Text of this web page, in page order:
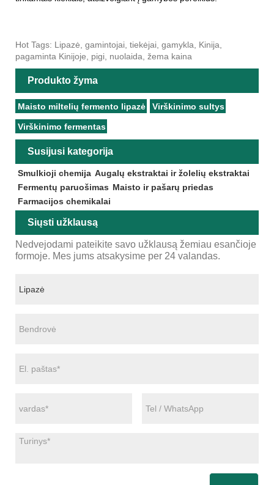
Hot Tags: Lipazė, gamintojai, tiekėjai, gamykla, Kinija,
pagaminta Kinijoje, pigi, nuolaida, žema kaina
Produkto žyma
Maisto miltelių fermento lipazė Virškinimo sultys
Virškinimo fermentas
Susijusi kategorija
Smulkioji chemija Augalų ekstraktai ir žolelių ekstraktai
Fermentų paruošimas Maisto ir pašarų priedas
Farmacijos chemikalai
Siųsti užklausą
Nedvejodami pateikite savo užklausą žemiau esančioje
formoje. Mes jums atsakysime per 24 valandas.